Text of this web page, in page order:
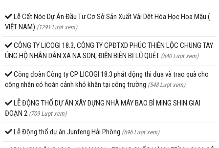
Lễ Cất Nóc Dự Án Đầu Tư Cơ Sở Sản Xuất Vải Dệt Hóa Học Hoa Mậu (
VIỆT NAM) (1291 Lượt xem)
CÔNG TY LICOGI 18.3, CÔNG TY CPĐTXD PHÚC THIÊN LỘC CHUNG TAY
ỦNG HỘ NHÂN DÂN XÃ NA SON, ĐIỆN BIÊN BỊ LŨ QUÉT (640 Lượt xem)
Công đoàn Công ty CP LICOGI 18.3 phát động thi đua và trao quà cho
công nhân có hoàn cảnh khó khăn tại công trường (548 Lượt xem)
LỄ ĐỘNG THỔ DỰ ÁN XÂY DỰNG NHÀ MÁY BAO BÌ MING SHIN GIAI
ĐOẠN 2 (709 Lượt xem)
Lễ Động thổ dự án Junfeng Hải Phòng (696 Lượt xem)